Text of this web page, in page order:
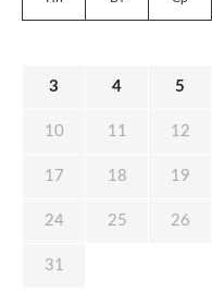
3 4 5
10 11 12
17 18 19
24 25 26
31